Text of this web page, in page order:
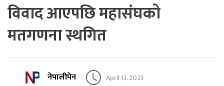
विवाद आएपछि महासंघको
मतगणना स्थगित
नेपालीपेन April 13, 2023